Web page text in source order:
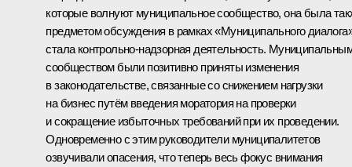
которые волнуют муниципальное сообщество, она была
предметом обсуждения в рамках «Муниципального
стала контрольно-надзорная деятельность.
сообществом были позитивно приняты изменения
в законодательстве, связанные со снижением нагрузки
на бизнес путём введения моратория на проверки
и сокращение избыточных требований при их проведении.
Одновременно с этим руководители муниципалитетов
озвучивали опасения, что теперь весь фокус внимания